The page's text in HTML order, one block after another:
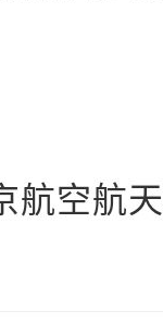
航空航